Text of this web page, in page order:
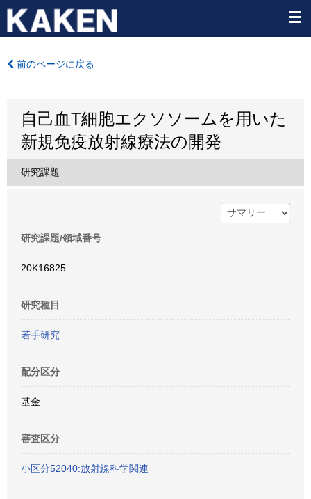
前のページに戻る
自己血T細胞エクソソームを用いた
新規免疫放射線療法の開発
研究課題
研究課題/領域番号
20K16825
研究種目
若手研究
配分区分
基金
審査区分
小区分52040:放射線科学関連